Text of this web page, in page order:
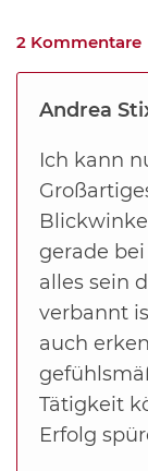
2 Kommentare
Andrea
Ich kann
gerade
alles sein
verbannt
auch
Tätigkeit
Erfolg